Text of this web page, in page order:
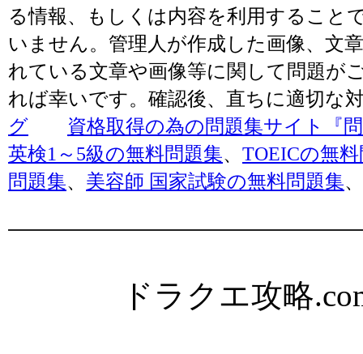
る情報、もしくは内容を利用すること
いません。管理人が作成した画像、文
れている文章や画像等に関して問題が
れば幸いです。確認後、直ちに適切な
グ
資格取得の為の問題集サイト『
英検1～5級の無料問題集、 TOEICの無
問題集、 美容師 国家試験の無料問題集、
ドラクエ攻略